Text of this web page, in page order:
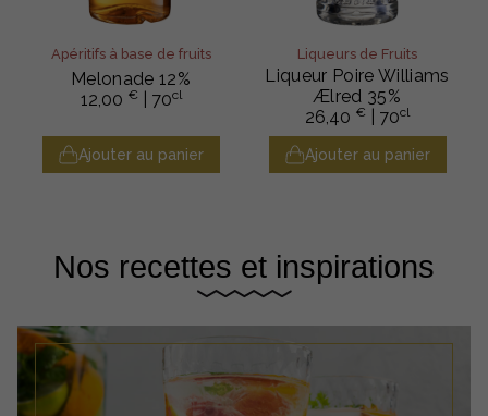
Apéritifs à base de fruits
Melonade 12%
12,00 € | 70cl
Ajouter au panier
Liqueurs de Fruits
Liqueur Poire Williams
Ælred 35%
26,40 € | 70cl
Ajouter au panier
Nos recettes et inspirations